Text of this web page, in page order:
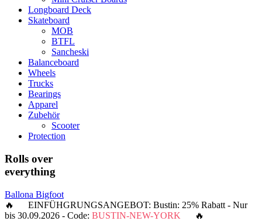
Longboard Deck
Skateboard
MOB
BTFL
Sancheski
Balanceboard
Wheels
Trucks
Bearings
Apparel
Zubehör
Scooter
Protection
Rolls over
everything
Ballona Bigfoot
🔥 EINFÜHGRUNGSANGEBOT: Bustin: 25% Rabatt - Nur
bis 30.09.2026 - Code: BUSTIN-NEW-YORK 🔥